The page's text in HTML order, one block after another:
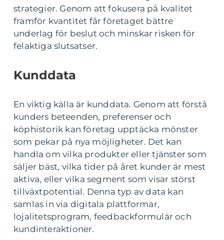
strategier. Genom att fokusera på kvalitet
framför kvantitet får företaget bättre
underlag för beslut och minskar risken för
felaktiga slutsatser.
Kunddata
En viktig källa är kunddata. Genom att förstå
kunders beteenden, preferenser och
köphistorik kan företag upptäcka mönster
som pekar på nya möjligheter. Det kan
handla om vilka produkter eller tjänster som
säljer bäst, vilka tider på året kunder är mest
aktiva, eller vilka segment som visar störst
tillväxtpotential. Denna typ av data kan
samlas in via digitala plattformar,
lojalitetsprogram, feedbackformulär och
kundinteraktioner.